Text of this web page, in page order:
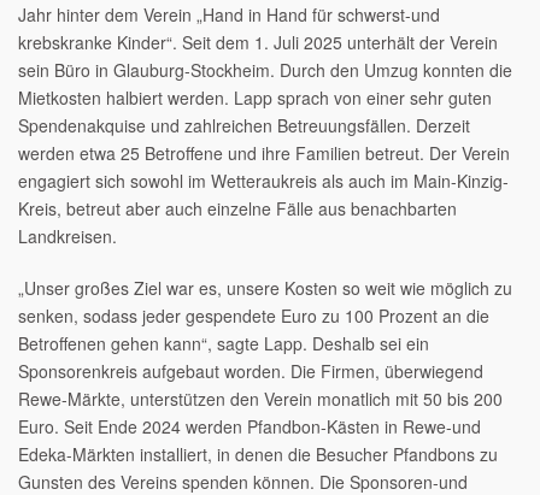
Jahr hinter dem Verein „Hand in Hand für schwerst-und
krebskranke Kinder“. Seit dem 1. Juli 2025 unterhält der Verein
sein Büro in Glauburg-Stockheim. Durch den Umzug konnten die
Mietkosten halbiert werden. Lapp sprach von einer sehr guten
Spendenakquise und zahlreichen Betreuungsfällen. Derzeit
werden etwa 25 Betroffene und ihre Familien betreut. Der Verein
engagiert sich sowohl im Wetteraukreis als auch im Main-Kinzig-
Kreis, betreut aber auch einzelne Fälle aus benachbarten
Landkreisen.
„Unser großes Ziel war es, unsere Kosten so weit wie möglich zu
senken, sodass jeder gespendete Euro zu 100 Prozent an die
Betroffenen gehen kann“, sagte Lapp. Deshalb sei ein
Sponsorenkreis aufgebaut worden. Die Firmen, überwiegend
Rewe-Märkte, unterstützen den Verein monatlich mit 50 bis 200
Euro. Seit Ende 2024 werden Pfandbon-Kästen in Rewe-und
Edeka-Märkten installiert, in denen die Besucher Pfandbons zu
Gunsten des Vereins spenden können. Die Sponsoren-und